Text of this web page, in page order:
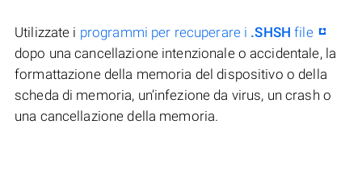
Utilizzate i programmi per recuperare i .SHSH file
dopo una cancellazione intenzionale o accidentale, la
formattazione della memoria del dispositivo o della
scheda di memoria, un’infezione da virus, un crash o
una cancellazione della memoria.